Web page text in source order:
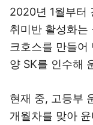
2020년 1월부터
취미반 활성화는
크호스를 만들어
양 SK를 인수해
현재 중, 고등부
개월차를 맞아